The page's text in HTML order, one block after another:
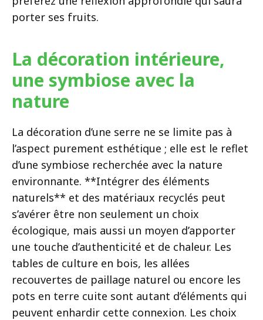
porter ses fruits.
La décoration intérieure,
une symbiose avec la
nature
La décoration d’une serre ne se limite pas à
l’aspect purement esthétique ; elle est le reflet
d’une symbiose recherchée avec la nature
environnante. **Intégrer des éléments
naturels** et des matériaux recyclés peut
s’avérer être non seulement un choix
écologique, mais aussi un moyen d’apporter
une touche d’authenticité et de chaleur. Les
tables de culture en bois, les allées
recouvertes de paillage naturel ou encore les
pots en terre cuite sont autant d’éléments qui
peuvent enhardir cette connexion. Les choix